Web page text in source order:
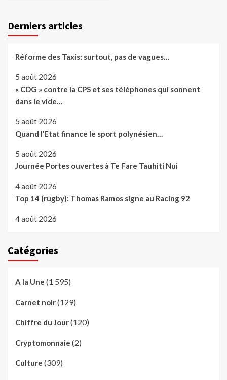
Derniers articles
Réforme des Taxis: surtout, pas de vagues…
5 août 2026
« CDG » contre la CPS et ses téléphones qui sonnent
dans le vide…
5 août 2026
Quand l’Etat finance le sport polynésien…
5 août 2026
Journée Portes ouvertes à Te Fare Tauhiti Nui
4 août 2026
Top 14 (rugby): Thomas Ramos signe au Racing 92
4 août 2026
Catégories
A la Une (1 595)
Carnet noir(129)
Chiffre du Jour(120)
Cryptomonnaie (2)
Culture (309)